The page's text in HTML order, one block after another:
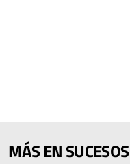
MÁS EN SUCESOS